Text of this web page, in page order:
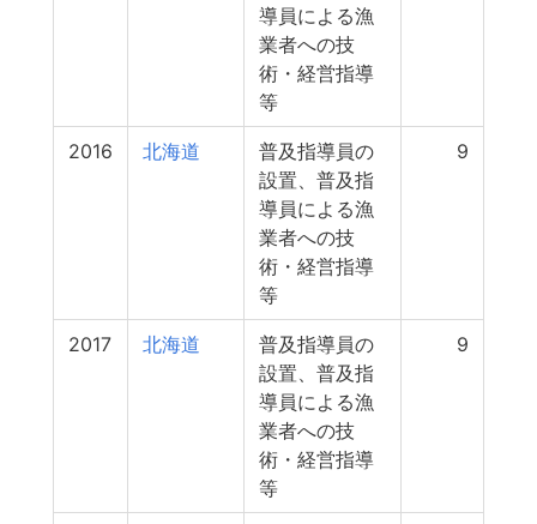
導員による漁
業者への技
術・経営指導
等
2016 北海道
普及指導員の
設置、普及指
導員による漁
業者への技
術・経営指導
等
9
2017 北海道
普及指導員の
設置、普及指
導員による漁
業者への技
術・経営指導
等
9